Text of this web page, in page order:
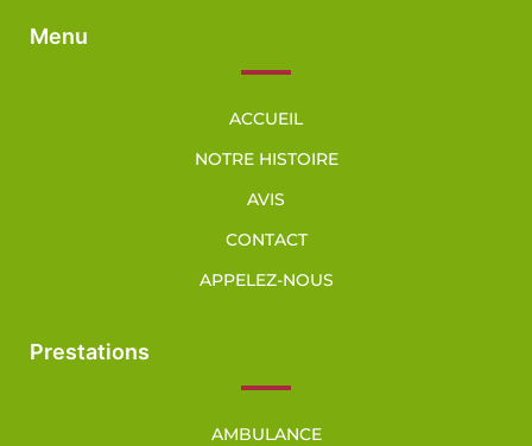
Ambulance Bouvron
Menu
ACCUEIL
NOTRE HISTOIRE
AVIS
CONTACT
APPELEZ-NOUS
Prestations
AMBULANCE